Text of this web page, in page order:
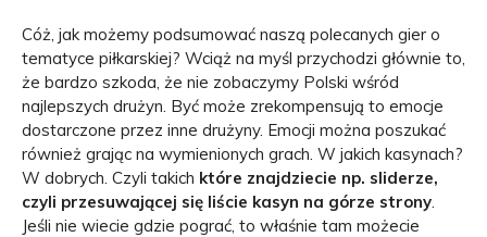
Cóż, jak możemy podsumować naszą polecanych gier o
tematyce piłkarskiej? Wciąż na myśl przychodzi głównie to,
że bardzo szkoda, że nie zobaczymy Polski wśród
najlepszych drużyn. Być może zrekompensują to emocje
dostarczone przez inne drużyny. Emocji można poszukać
również grając na wymienionych grach. W jakich kasynach?
W dobrych. Czyli takich które znajdziecie np. sliderze,
czyli przesuwającej się liście kasyn na górze strony.
Jeśli nie wiecie gdzie pograć, to właśnie tam możecie